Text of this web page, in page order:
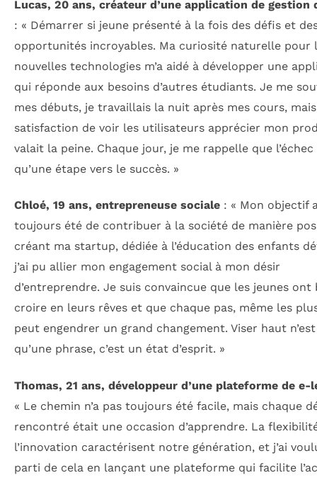
Lucas, 20 ans, créateur d’une application de gestion
: « Démarrer si jeune présenté à la fois des défis et
opportunités incroyables. Ma curiosité naturelle pour
nouvelles technologies m’a aidé à développer une
qui réponde aux besoins d’autres étudiants. Je me
mes débuts, je travaillais la nuit après mes cours,
satisfaction de voir les utilisateurs apprécier mon
valait la peine. Chaque jour, je me rappelle que l’échec
qu’une étape vers le succès. »
Chloé, 19 ans, entrepreneuse sociale : « Mon objectif
toujours été de contribuer à la société de manière
créant ma startup, dédiée à l’éducation des enfants
j’ai pu allier mon engagement social à mon désir
d’entreprendre. Je suis convaincue que les jeunes ont
croire en leurs rêves et que chaque pas, même les
peut engendrer un grand changement. Viser haut
qu’une phrase, c’est un état d’esprit. »
Thomas, 21 ans, développeur d’une plateforme de e-
« Le chemin n’a pas toujours été facile, mais chaque
rencontré était une occasion d’apprendre. La
l’innovation caractérisent notre génération, et j’ai
parti de cela en lançant une plateforme qui facilite